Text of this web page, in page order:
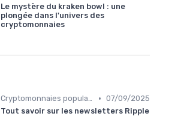
Le mystère du kraken bowl : une
plongée dans l'univers des
cryptomonnaies
Cryptomonnaies populaires • 07/09/2025
Tout savoir sur les newsletters Ripple